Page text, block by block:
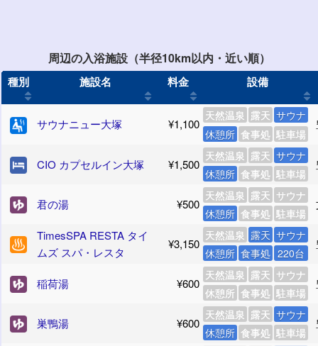
周辺の入浴施設（半径10km以内・近い順）
種別 施設名 料金 設備
サウナニュー大塚 ¥1,100
天然温泉 露天 サウナ
休憩所 食事処 駐車場
CIO カプセルイン大塚 ¥1,500
天然温泉 露天 サウナ
休憩所 食事処 駐車場
君の湯 ¥500
天然温泉 露天 サウナ
休憩所 食事処 駐車場
TimesSPA RESTA タイ
ムズ スパ・レスタ
¥3,150
天然温泉 露天 サウナ
休憩所 食事処 220台
稲荷湯 ¥600
天然温泉 露天 サウナ
休憩所 食事処 駐車場
巣鴨湯 ¥600
天然温泉 露天 サウナ
休憩所 食事処 駐車場